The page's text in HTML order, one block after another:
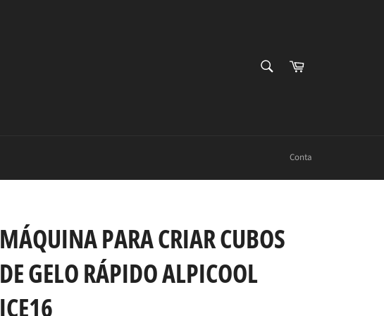
Carrinho
Conta
MÁQUINA PARA CRIAR CUBOS
DE GELO RÁPIDO ALPICOOL
ICE16